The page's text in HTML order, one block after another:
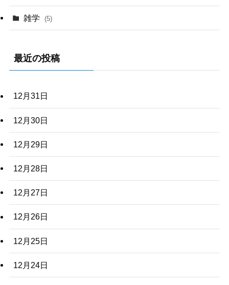
雑学 (5)
最近の投稿
12月31日
12月30日
12月29日
12月28日
12月27日
12月26日
12月25日
12月24日